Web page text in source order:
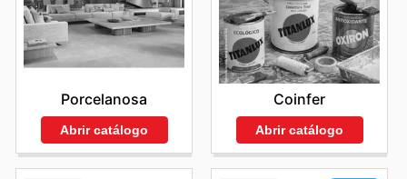
Porcelanosa
Abrir catálogo
Coinfer
Abrir catálogo